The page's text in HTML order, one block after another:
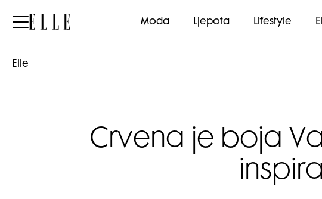
Elle Moda Ljepota Lifestyle
Elle
Crvena je boja